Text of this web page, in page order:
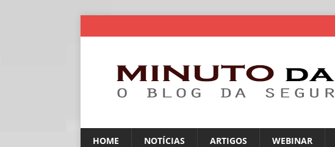
HOME NOTÍCIAS ARTIGOS WEBINAR